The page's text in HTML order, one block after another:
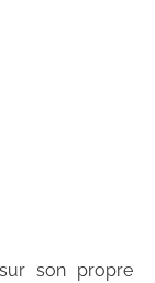
son propre